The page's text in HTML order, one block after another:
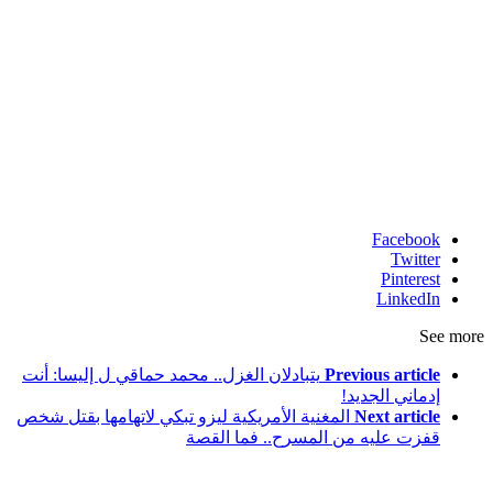
Facebook
Twitter
Pinterest
LinkedIn
See more
Previous article يتبادلان الغزل.. محمد حماقي ل إليسا: أنت
إدماني الجديد!
Next article المغنية الأمريكية ليزو تبكي لاتهامها بقتل شخص
قفزت عليه من المسرح.. فما القصة